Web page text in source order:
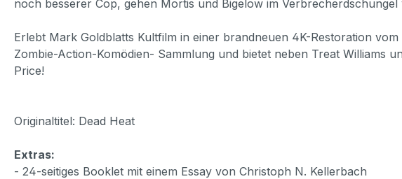
noch besserer Cop, gehen Mortis und Bigelow im
Erlebt Mark Goldblatts Kultfilm in einer brandneuen 4K-Restoration
Zombie-Action-Komödien- Sammlung und bietet neben Treat Williams
Price!
Originaltitel: Dead Heat
Extras:
- 24-seitiges Booklet mit einem Essay von Christoph N. Kellerbach